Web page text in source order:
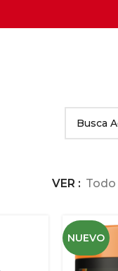
VER Todo
NUEVO